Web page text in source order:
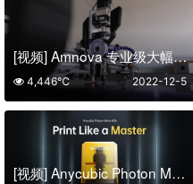
[视频] Amnova 专业级大幅面FDM 3D打印机 宣传视频
2022-12-5
4,446℃
[视频] Anycubic Photon Mono M5s 10.1寸12K LCD光固化3D打印机 | 免调平 | 快3倍